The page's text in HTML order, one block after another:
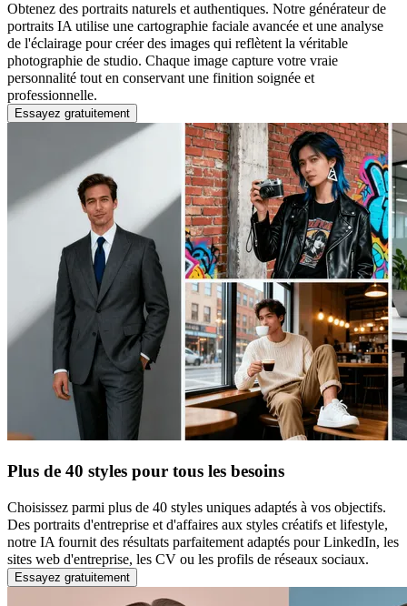
Obtenez des portraits naturels et authentiques. Notre générateur de
portraits IA utilise une cartographie faciale avancée et une analyse
de l'éclairage pour créer des images qui reflètent la véritable
photographie de studio. Chaque image capture votre vraie
personnalité tout en conservant une finition soignée et
professionnelle.
Essayez gratuitement
Plus de 40 styles pour tous les besoins
Choisissez parmi plus de 40 styles uniques adaptés à vos objectifs.
Des portraits d'entreprise et d'affaires aux styles créatifs et lifestyle,
notre IA fournit des résultats parfaitement adaptés pour LinkedIn, les
sites web d'entreprise, les CV ou les profils de réseaux sociaux.
Essayez gratuitement